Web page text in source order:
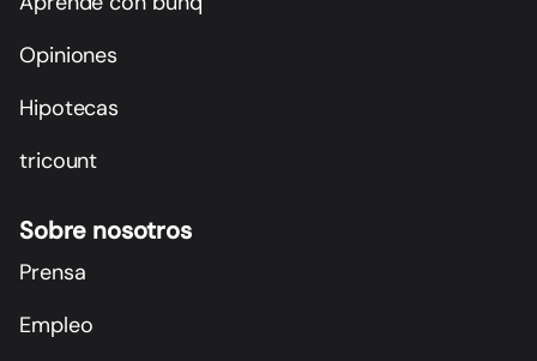
Opiniones
Hipotecas
tricount
Sobre nosotros
Prensa
Empleo